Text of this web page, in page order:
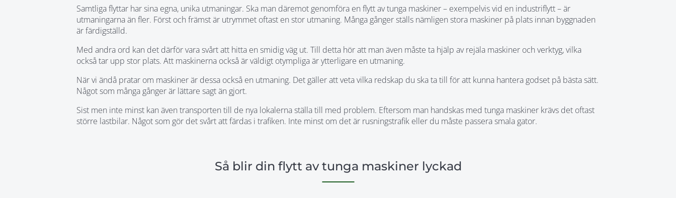
Samtliga flyttar har sina egna, unika utmaningar. Ska man däremot genomföra en flytt av tunga maskiner – exempelvis vid en industriflytt – är
utmaningarna än fler. Först och främst är utrymmet oftast en stor utmaning. Många gånger ställs nämligen stora maskiner på plats innan byggnaden
är färdigställd.
Med andra ord kan det därför vara svårt att hitta en smidig väg ut. Till detta hör att man även måste ta hjälp av rejäla maskiner och verktyg, vilka
också tar upp stor plats. Att maskinerna också är väldigt otympliga är ytterligare en utmaning.
När vi ändå pratar om maskiner är dessa också en utmaning. Det gäller att veta vilka redskap du ska ta till för att kunna hantera godset på bästa sätt.
Något som många gånger är lättare sagt än gjort.
Sist men inte minst kan även transporten till de nya lokalerna ställa till med problem. Eftersom man handskas med tunga maskiner krävs det oftast
större lastbilar. Något som gör det svårt att färdas i trafiken. Inte minst om det är rusningstrafik eller du måste passera smala gator.
Så blir din flytt av tunga maskiner lyckad